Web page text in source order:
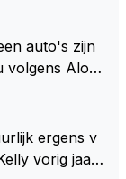
groot deel
65/35 en ni
weer voo
richting opg
de F1 autos
auto's zijn
ergens v
vorig jaar